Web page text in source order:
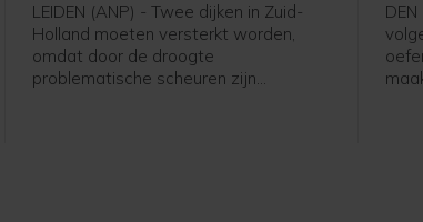
LEIDEN (ANP) - Twee dijken in Zuid-
Holland moeten versterkt worden,
omdat door de droogte
problematische scheuren zijn